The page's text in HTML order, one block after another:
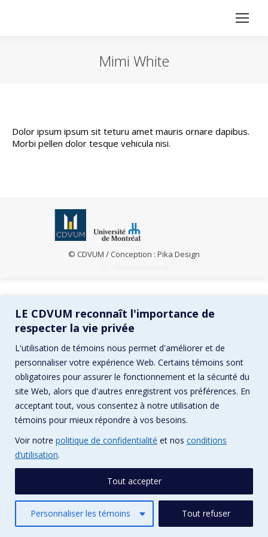
LE CDVUM reconnaît l'importance de
respecter la vie privée
L'utilisation de témoins nous permet d'améliorer et de
personnaliser votre expérience Web. Certains témoins sont
obligatoires pour assurer le fonctionnement et la sécurité du
site Web, alors que d'autres enregistrent vos préférences. En
acceptant tout, vous consentez à notre utilisation de
témoins pour mieux répondre à vos besoins.
Voir notre politique de confidentialité et nos conditions
d’utilisation.
Personnaliser les témoins Tout refuser
Tout accepter
Mimi White
Dolor ipsum ipsum sit teturu amet mauris ornare dapibus.
Morbi pellen dolor tesque vehicula nisi.
© CDVUM / Conception : Pika Design